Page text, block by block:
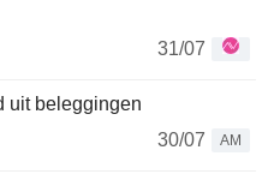
31/07
uit beleggingen
30/07
AM